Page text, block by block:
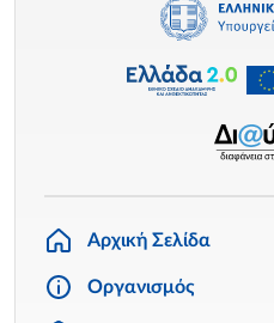
Αρχική Σελίδα
Οργανισμός